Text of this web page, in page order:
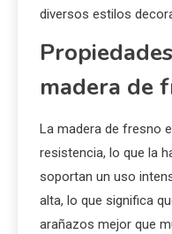
diversos estilos
madera de
La madera de fresno
resistencia, lo que la
soportan un uso
alta, lo que significa
arañazos mejor que